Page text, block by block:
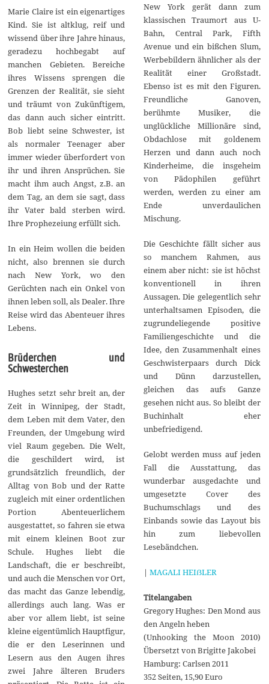
Marie Claire ist ein eigenartiges
Kind. Sie ist altklug, reif und
wissend über ihre Jahre hinaus,
geradezu hochbegabt auf
manchen Gebieten. Bereiche
ihres Wissens sprengen die
Grenzen der Realität, sie sieht
und träumt von Zukünftigem,
das dann auch sicher eintritt.
Bob liebt seine Schwester, ist
als normaler Teenager aber
immer wieder überfordert von
ihr und ihren Ansprüchen. Sie
macht ihm auch Angst, z.B. an
dem Tag, an dem sie sagt, dass
ihr Vater bald sterben wird.
Ihre Prophezeiung erfüllt sich.
In ein Heim wollen die beiden
nicht, also brennen sie durch
nach New York, wo den
Gerüchten nach ein Onkel von
ihnen leben soll, als Dealer. Ihre
Reise wird das Abenteuer ihres
Lebens.
Brüderchen und
Schwesterchen
Hughes setzt sehr breit an, der
Zeit in Winnipeg, der Stadt,
dem Leben mit dem Vater, den
Freunden, der Umgebung wird
viel Raum gegeben. Die Welt,
die geschildert wird, ist
grundsätzlich freundlich, der
Alltag von Bob und der Ratte
zugleich mit einer ordentlichen
Portion Abenteuerlichem
ausgestattet, so fahren sie etwa
mit einem kleinen Boot zur
Schule. Hughes liebt die
Landschaft, die er beschreibt,
und auch die Menschen vor Ort,
das macht das Ganze lebendig,
allerdings auch lang. Was er
aber vor allem liebt, ist seine
kleine eigentümlich Hauptfigur,
die er den Leserinnen und
Lesern aus den Augen ihres
zwei Jahre älteren Bruders
New York gerät dann zum
klassischen Traumort aus U-
Bahn, Central Park, Fifth
Avenue und ein bißchen Slum,
Werbebildern ähnlicher als der
Realität einer Großstadt.
Ebenso ist es mit den Figuren.
Freundliche Ganoven,
berühmte Musiker, die
unglückliche Millionäre sind,
Obdachlose mit goldenem
Herzen und dann auch noch
Kinderheime, die insgeheim
von Pädophilen geführt
werden, werden zu einer am
Ende unverdaulichen
Mischung.
Die Geschichte fällt sicher aus
so manchem Rahmen, aus
einem aber nicht: sie ist höchst
konventionell in ihren
Aussagen. Die gelegentlich sehr
unterhaltsamen Episoden, die
zugrundeliegende positive
Familiengeschichte und die
Idee, den Zusammenhalt eines
Geschwisterpaars durch Dick
und Dünn darzustellen,
gleichen das aufs Ganze
gesehen nicht aus. So bleibt der
Buchinhalt eher
unbefriedigend.
Gelobt werden muss auf jeden
Fall die Ausstattung, das
wunderbar ausgedachte und
umgesetzte Cover des
Buchumschlags und des
Einbands sowie das Layout bis
hin zum liebevollen
Lesebändchen.
| MAGALI HEIẞLER
Titelangaben
Gregory Hughes: Den Mond aus
den Angeln heben
(Unhooking the Moon 2010)
Übersetzt von Brigitte Jakobei
Hamburg: Carlsen 2011
352 Seiten, 15,90 Euro